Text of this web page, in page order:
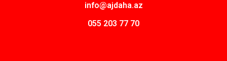
info@ajdaha.az
055 203 77 70